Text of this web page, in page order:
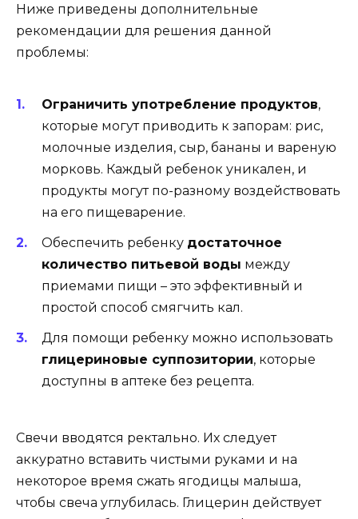
Ниже приведены дополнительные
рекомендации для решения данной
проблемы:
Ограничить употребление продуктов,
которые могут приводить к запорам: рис,
молочные изделия, сыр, бананы и вареную
морковь. Каждый ребенок уникален, и
продукты могут по-разному воздействовать
на его пищеварение.
Обеспечить ребенку достаточное
количество питьевой воды между
приемами пищи – это эффективный и
простой способ смягчить кал.
Для помощи ребенку можно использовать
глицериновые суппозитории, которые
доступны в аптеке без рецепта.
Свечи вводятся ректально. Их следует
аккуратно вставить чистыми руками и на
некоторое время сжать ягодицы малыша,
чтобы свеча углубилась. Глицерин действует